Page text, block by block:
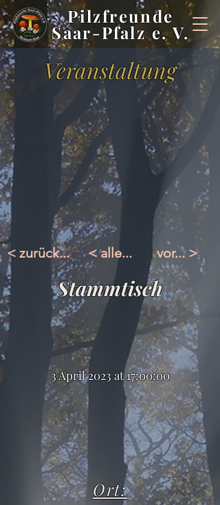
Pilzfreunde
Saar-Pfalz e. V.
Veranstaltung
< zurück... < alle... vor... >
Stammtisch
3 April 2023 at 17:00:00
Ort: